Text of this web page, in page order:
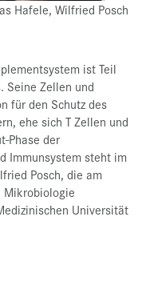
Hafele, Wilfried Posch
ist Teil
Seine Zellen und
für den Schutz des
ehe sich T Zellen und
Phase der
Immunsystem steht im
Posch, die am
Mikrobiologie
Universität